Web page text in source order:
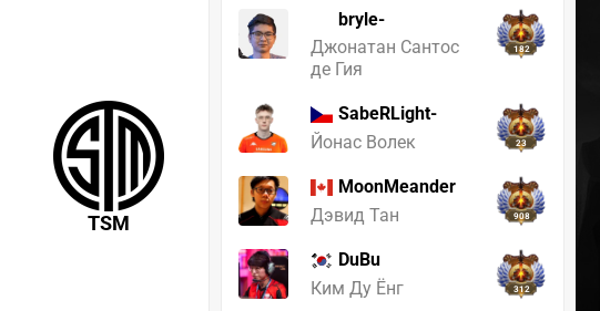
bryle-
Джонатан Сантос
де Гия
182
SabeRLight-
Йонас Волек
23
MoonMeander
Дэвид Тан
908
DuBu
Ким Ду Ёнг
312
TSM